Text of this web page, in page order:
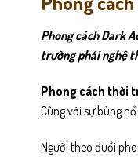
Phong cách Dark
trường phái nghệ
Phong cách thời
Cùng với sự bùng
Người theo đuổi